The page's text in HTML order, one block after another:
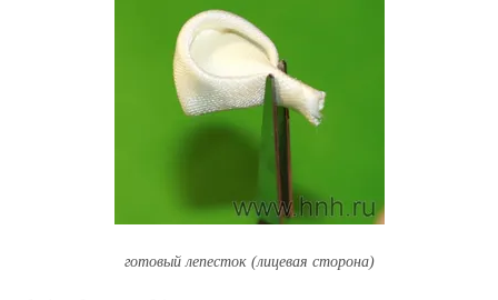
готовый лепесток (лицевая сторона)